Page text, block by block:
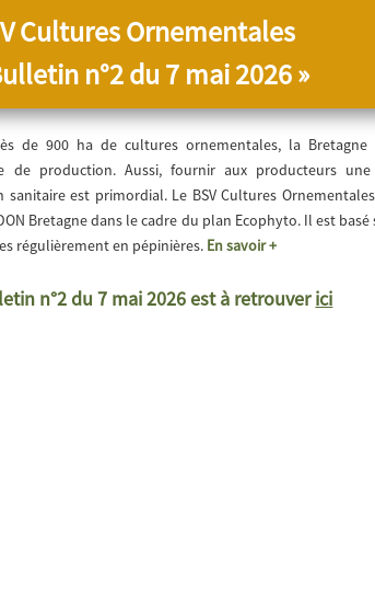
Cultures Ornementales
n°2 du 7 mai 2026 »
de 900 ha de cultures ornementales, la
de production. Aussi, fournir aux producteurs
sanitaire est primordial. Le BSV Cultures
Bretagne dans le cadre du plan Ecophyto. Il est
régulièrement en pépinières. En savoir +
n°2 du 7 mai 2026 est à retrouverici